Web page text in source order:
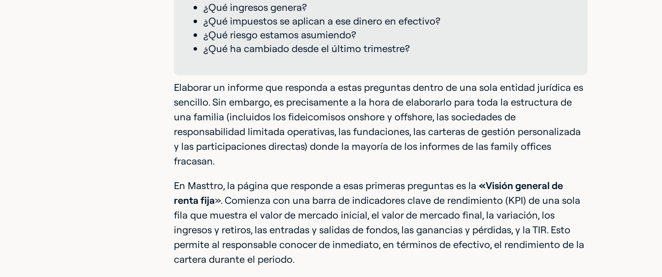
¿Qué ingresos genera?
¿Qué impuestos se aplican a ese dinero en efectivo?
¿Qué riesgo estamos asumiendo?
¿Qué ha cambiado desde el último trimestre?
Elaborar un informe que responda a estas preguntas dentro de una sola entidad jurídica es
sencillo. Sin embargo, es precisamente a la hora de elaborarlo para toda la estructura de
una familia (incluidos los fideicomisos onshore y offshore, las sociedades de
responsabilidad limitada operativas, las fundaciones, las carteras de gestión personalizada
y las participaciones directas) donde la mayoría de los informes de las family offices
fracasan.
En Masttro, la página que responde a esas primeras preguntas es la «Visión general de
renta fija». Comienza con una barra de indicadores clave de rendimiento (KPI) de una sola
fila que muestra el valor de mercado inicial, el valor de mercado final, la variación, los
ingresos y retiros, las entradas y salidas de fondos, las ganancias y pérdidas, y la TIR. Esto
permite al responsable conocer de inmediato, en términos de efectivo, el rendimiento de la
cartera durante el periodo.